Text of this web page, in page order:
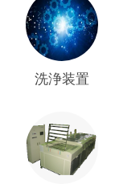
洗浄装置